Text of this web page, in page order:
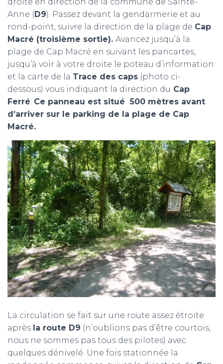
Anne ( D9). Passez devant la gendarmerie et au
rond-point, suivre la direction de la plage de Cap
Macré (troisième sortie). Avancez jusqu’à la
plage de Cap Macré en suivant les pancartes,
jusqu’à voir à votre droite le poteau d’information
et la carte de la Trace des caps (photo ci-
dessous) vous indiquant la direction du Cap
Ferré. Ce panneau est situé 500 mètres avant
d’arriver sur le parking de la plage de Cap
Macré.
La circulation se fait sur une route assez étroite
après la route D9 (n’oublions pas d’être courtois,
nous ne sommes pas tous des pilotes) avec
quelques dénivelé. Une fois stationnée la